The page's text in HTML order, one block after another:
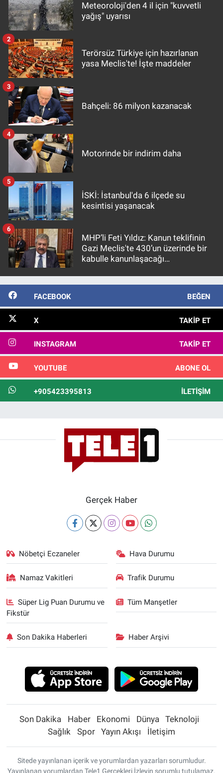
Meteoroloji'den 4 il için "kuvvetli
yağış" uyarısı
Terörsüz Türkiye için hazırlanan
yasa Meclis'te! İşte maddeler
2
Bahçeli: 86 milyon kazanacak
3
Motorinde bir indirim daha
4
İSKİ: İstanbul'da 6 ilçede su
kesintisi yaşanacak
5
MHP’li Feti Yıldız: Kanun teklifinin
Gazi Meclis'te 430’un üzerinde bir
kabulle kanunlaşacağı
6
FACEBOOK BEĞEN
X TAKIP ET
INSTAGRAM TAKIP ET
YOUTUBE ABONE OL
+905423395813 İLETIŞIM
Gerçek Haber
Nöbetçi Eczaneler Hava Durumu
Namaz Vakitleri Trafik Durumu
Süper Lig Puan Durumu ve
Fikstür
Tüm Manşetler
Son Dakika Haberleri Haber Arşivi
Son Dakika Haber Ekonomi Dünya
Teknoloji
Sağlık
Spor Yayın Akışı İletişim
Sitede yayınlanan içerik ve yorumlardan yazarları sorumludur.
Yayınlanan yorumlardan Tele1 Gerçekleri İzleyin sorumlu tutulamaz.